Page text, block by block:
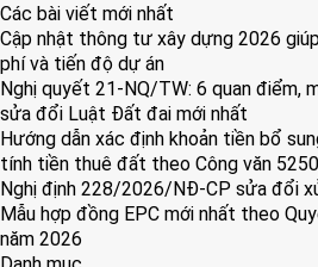
Các bài viết mới nhất
Cập nhật thông tư xây dựng 2026
phí và tiến độ dự án
Nghị quyết 21-NQ/TW: 6 quan điểm,
sửa đổi Luật Đất đai mới nhất
Hướng dẫn xác định khoản tiền bổ
tính tiền thuê đất theo Công văn
Nghị định 228/2026/NĐ-CP sửa đổi
Mẫu hợp đồng EPC mới nhất theo
năm 2026